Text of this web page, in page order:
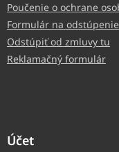
Poučenie o ochrane
Formulár na
Odstúpiť od zmluvy tu
Reklamačný formulár
Účet